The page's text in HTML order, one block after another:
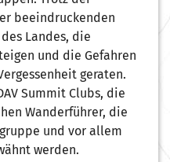
beeindruckenden
Landes, die
und die Gefahren
geraten.
Summit Clubs, die
Wanderführer, die
und vor allem
werden.